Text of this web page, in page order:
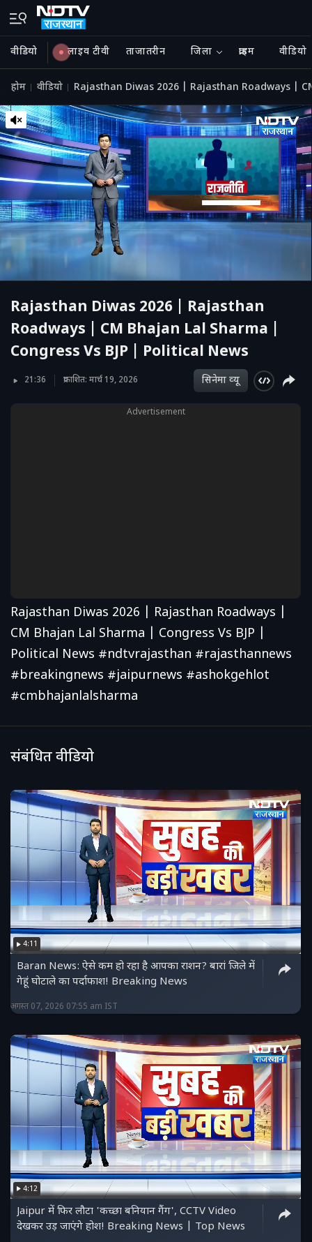
वीडियो लाइव टीवी ताजातरीन जिला क्राइम वीडियो
होम वीडियो Rajasthan Diwas 2026 | Rajasthan Roadways |
Rajasthan Diwas 2026 | Rajasthan
Roadways | CM Bhajan Lal Sharma |
Congress Vs BJP | Political News
21:36 प्रकाशित: मार्च 19, 2026 सिनेमा व्‍यू
Advertisement
Rajasthan Diwas 2026 | Rajasthan Roadways |
CM Bhajan Lal Sharma | Congress Vs BJP |
Political News #ndtvrajasthan #rajasthannews
#breakingnews #jaipurnews #ashokgehlot
#cmbhajanlalsharma
संबंधित वीडियो
4:11
Baran News: ऐसे कम हो रहा है आपका राशन? बारां जिले में
गेहूं घोटाले का पर्दाफाश! Breaking News
अगस्त 07, 2026 07:55 am IST
4:12
Jaipur में फिर लौटा 'कच्छा बनियान गैंग', CCTV Video
देखकर उड़ जाएंगे होश! Breaking News | Top News